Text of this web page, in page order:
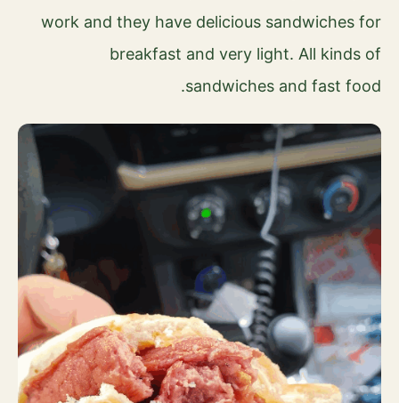
work and they have delicious sandwiches for
breakfast and very light. All kinds of
sandwiches and fast food.